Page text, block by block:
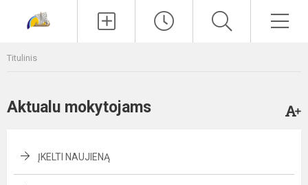
Titulinis
Aktualu mokytojams
ĮKELTI NAUJIENĄ